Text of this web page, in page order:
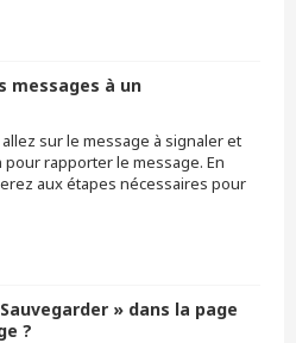
messages à un
allez sur le message à signaler et
rapporter le message. En
aux étapes nécessaires pour
» dans la page
?